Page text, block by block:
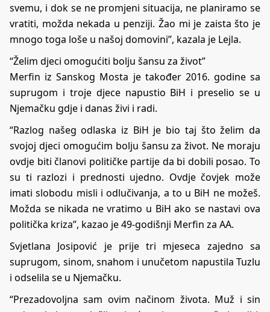
svemu, i dok se ne promjeni situacija, ne planiramo se
vratiti, možda nekada u penziji. Žao mi je zaista što je
mnogo toga loše u našoj domovini”, kazala je Lejla.
“Želim djeci omogućiti bolju šansu za život”
Merfin iz Sanskog Mosta je također 2016. godine sa
suprugom i troje djece napustio BiH i preselio se u
Njemačku gdje i danas živi i radi.
“Razlog našeg odlaska iz BiH je bio taj što želim da
svojoj djeci omogućim bolju šansu za život. Ne moraju
ovdje biti članovi političke partije da bi dobili posao. To
su ti razlozi i prednosti ujedno. Ovdje čovjek može
imati slobodu misli i odlučivanja, a to u BiH ne možeš.
Možda se nikada ne vratimo u BiH ako se nastavi ova
politička kriza”, kazao je 49-godišnji Merfin za AA.
Svjetlana Josipović je prije tri mjeseca zajedno sa
suprugom, sinom, snahom i unučetom napustila Tuzlu
i odselila se u Njemačku.
“Prezadovoljna sam ovim načinom života. Muž i sin